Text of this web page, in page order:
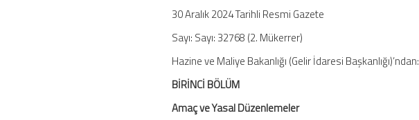
30 Aralık 2024 Tarihli Resmi Gazete
Sayı: Sayı: 32768 (2. Mükerrer)
Hazine ve Maliye Bakanlığı (Gelir İdaresi Başkanlığı)’ndan:
BİRİNCİ BÖLÜM
Amaç ve Yasal Düzenlemeler